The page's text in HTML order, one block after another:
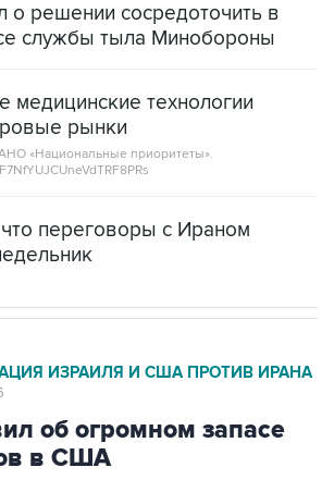
о решении сосредоточить в
службы тыла Минобороны
медицинские технологии
рынки
«Национальные приоритеты».
переговоры с Ираном
ИЗРАИЛЯ И США ПРОТИВ ИРАНА
об огромном запасе
в США